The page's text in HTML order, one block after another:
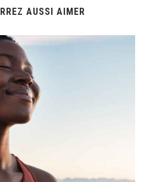
AUSSI AIMER